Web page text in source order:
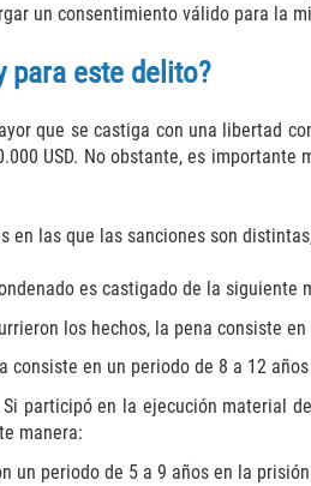
un consentimiento válido para la
para este delito?
que se castiga con una libertad
USD. No obstante, es
en las que las sanciones son
es castigado de la siguiente
los hechos, la pena consiste
consiste en un periodo de 8 a 12
Si participó en la ejecución material
manera:
un periodo de 5 a 9 años en la